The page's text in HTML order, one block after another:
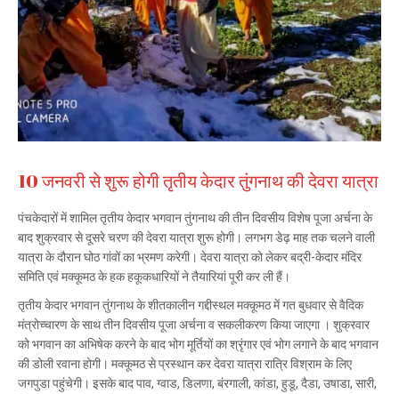
10 जनवरी से शुरू होगी तृतीय केदार तुंगनाथ की देवरा यात्रा
पंचकेदारों में शामिल तृतीय केदार भगवान तुंगनाथ की तीन दिवसीय विशेष पूजा अर्चना के
बाद शुक्रवार से दूसरे चरण की देवरा यात्रा शुरू होगी। लगभग डेढ़ माह तक चलने वाली
यात्रा के दौरान घोठ गांवों का भ्रमण करेगी। देवरा यात्रा को लेकर बद्री-केदार मंदिर
समिति एवं मक्कूमठ के हक हकूकधारियों ने तैयारियां पूरी कर ली हैं।
तृतीय केदार भगवान तुंगनाथ के शीतकालीन गद्दीस्थल मक्कूमठ में गत बुधवार से वैदिक
मंत्रोच्चारण के साथ तीन दिवसीय पूजा अर्चना व सकलीकरण किया जाएगा । शुक्रवार
को भगवान का अभिषेक करने के बाद भोग मूर्तियों का श्रृंगार एवं भोग लगाने के बाद भगवान
की डोली रवाना होगी। मक्कूमठ से प्रस्थान कर देवरा यात्रा रात्रि विश्राम के लिए
जगपुडा पहुंचेगी। इसके बाद पाव, ग्वाड, डिलणा, बंरगाली, कांडा, हुडू, दैडा, उषाडा, सारी,